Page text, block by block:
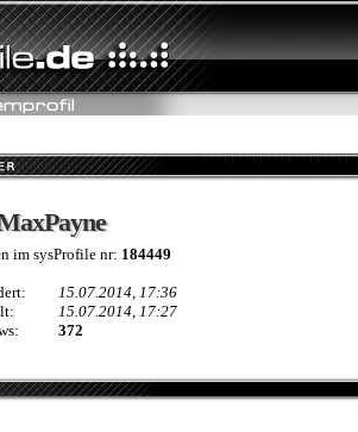
im sysProfile nr: 184449
15.07.2014, 17:36
15.07.2014, 17:27
372